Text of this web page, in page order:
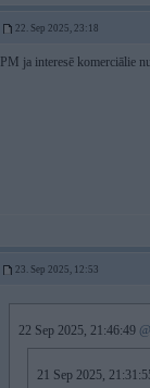
22. Sep 2025, 23:18
PM ja interesē komerciālie
23. Sep 2025, 12:53
22 Sep 2025, 21:46:49
21 Sep 2025,